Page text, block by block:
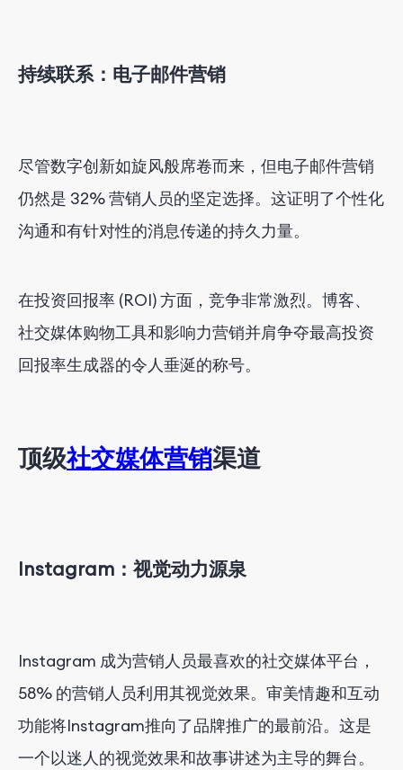
持续联系： 电子邮件营销
尽管数字创新如旋风般席卷而来，但电子邮件营销
仍然是 32% 营销人员的坚定选择。这证明了个性化
沟通和有针对性的消息传递的持久力量。
在投资回报率 (ROI) 方面，竞争非常激烈。博客、
社交媒体购物工具和影响力营销并肩争夺最高投资
回报率生成器的令人垂涎的称号。
顶级社交媒体营销渠道
Instagram：视觉动力源泉
Instagram 成为营销人员最喜欢的社交媒体平台，
58% 的营销人员利用其视觉效果。审美情趣和互动
功能将Instagram推向了品牌推广的最前沿。这是
一个以迷人的视觉效果和故事讲述为主导的舞台。